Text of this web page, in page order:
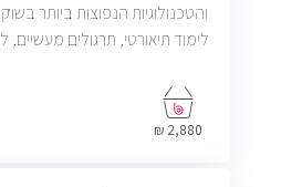
והטכנולוגיות הנפוצות ביותר
לימוד תיאורטי, תרגולים מעשיים,
2,880 ₪